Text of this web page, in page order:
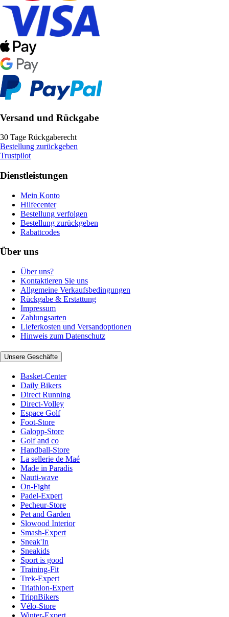
Versand und Rückgabe
30 Tage Rückgaberecht
Bestellung zurückgeben
Trustpilot
Dienstleistungen
Mein Konto
Hilfecenter
Bestellung verfolgen
Bestellung zurückgeben
Rabattcodes
Über uns
Über uns?
Kontaktieren Sie uns
Allgemeine Verkaufsbedingungen
Rückgabe & Erstattung
Impressum
Zahlungsarten
Lieferkosten und Versandoptionen
Hinweis zum Datenschutz
Unsere Geschäfte
Basket-Center
Daily Bikers
Direct Running
Direct-Volley
Espace Golf
Foot-Store
Galopp-Store
Golf and co
Handball-Store
La sellerie de Maé
Made in Paradis
Nauti-wave
On-Fight
Padel-Expert
Pecheur-Store
Pet and Garden
Slowood Interior
Smash-Expert
Sneak'In
Sneakids
Sport is good
Training-Fit
Trek-Expert
Triathlon-Expert
TripnBikers
Vélo-Store
Winter-Expert